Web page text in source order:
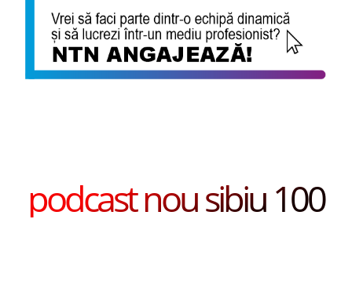
podcast nou sibiu 100